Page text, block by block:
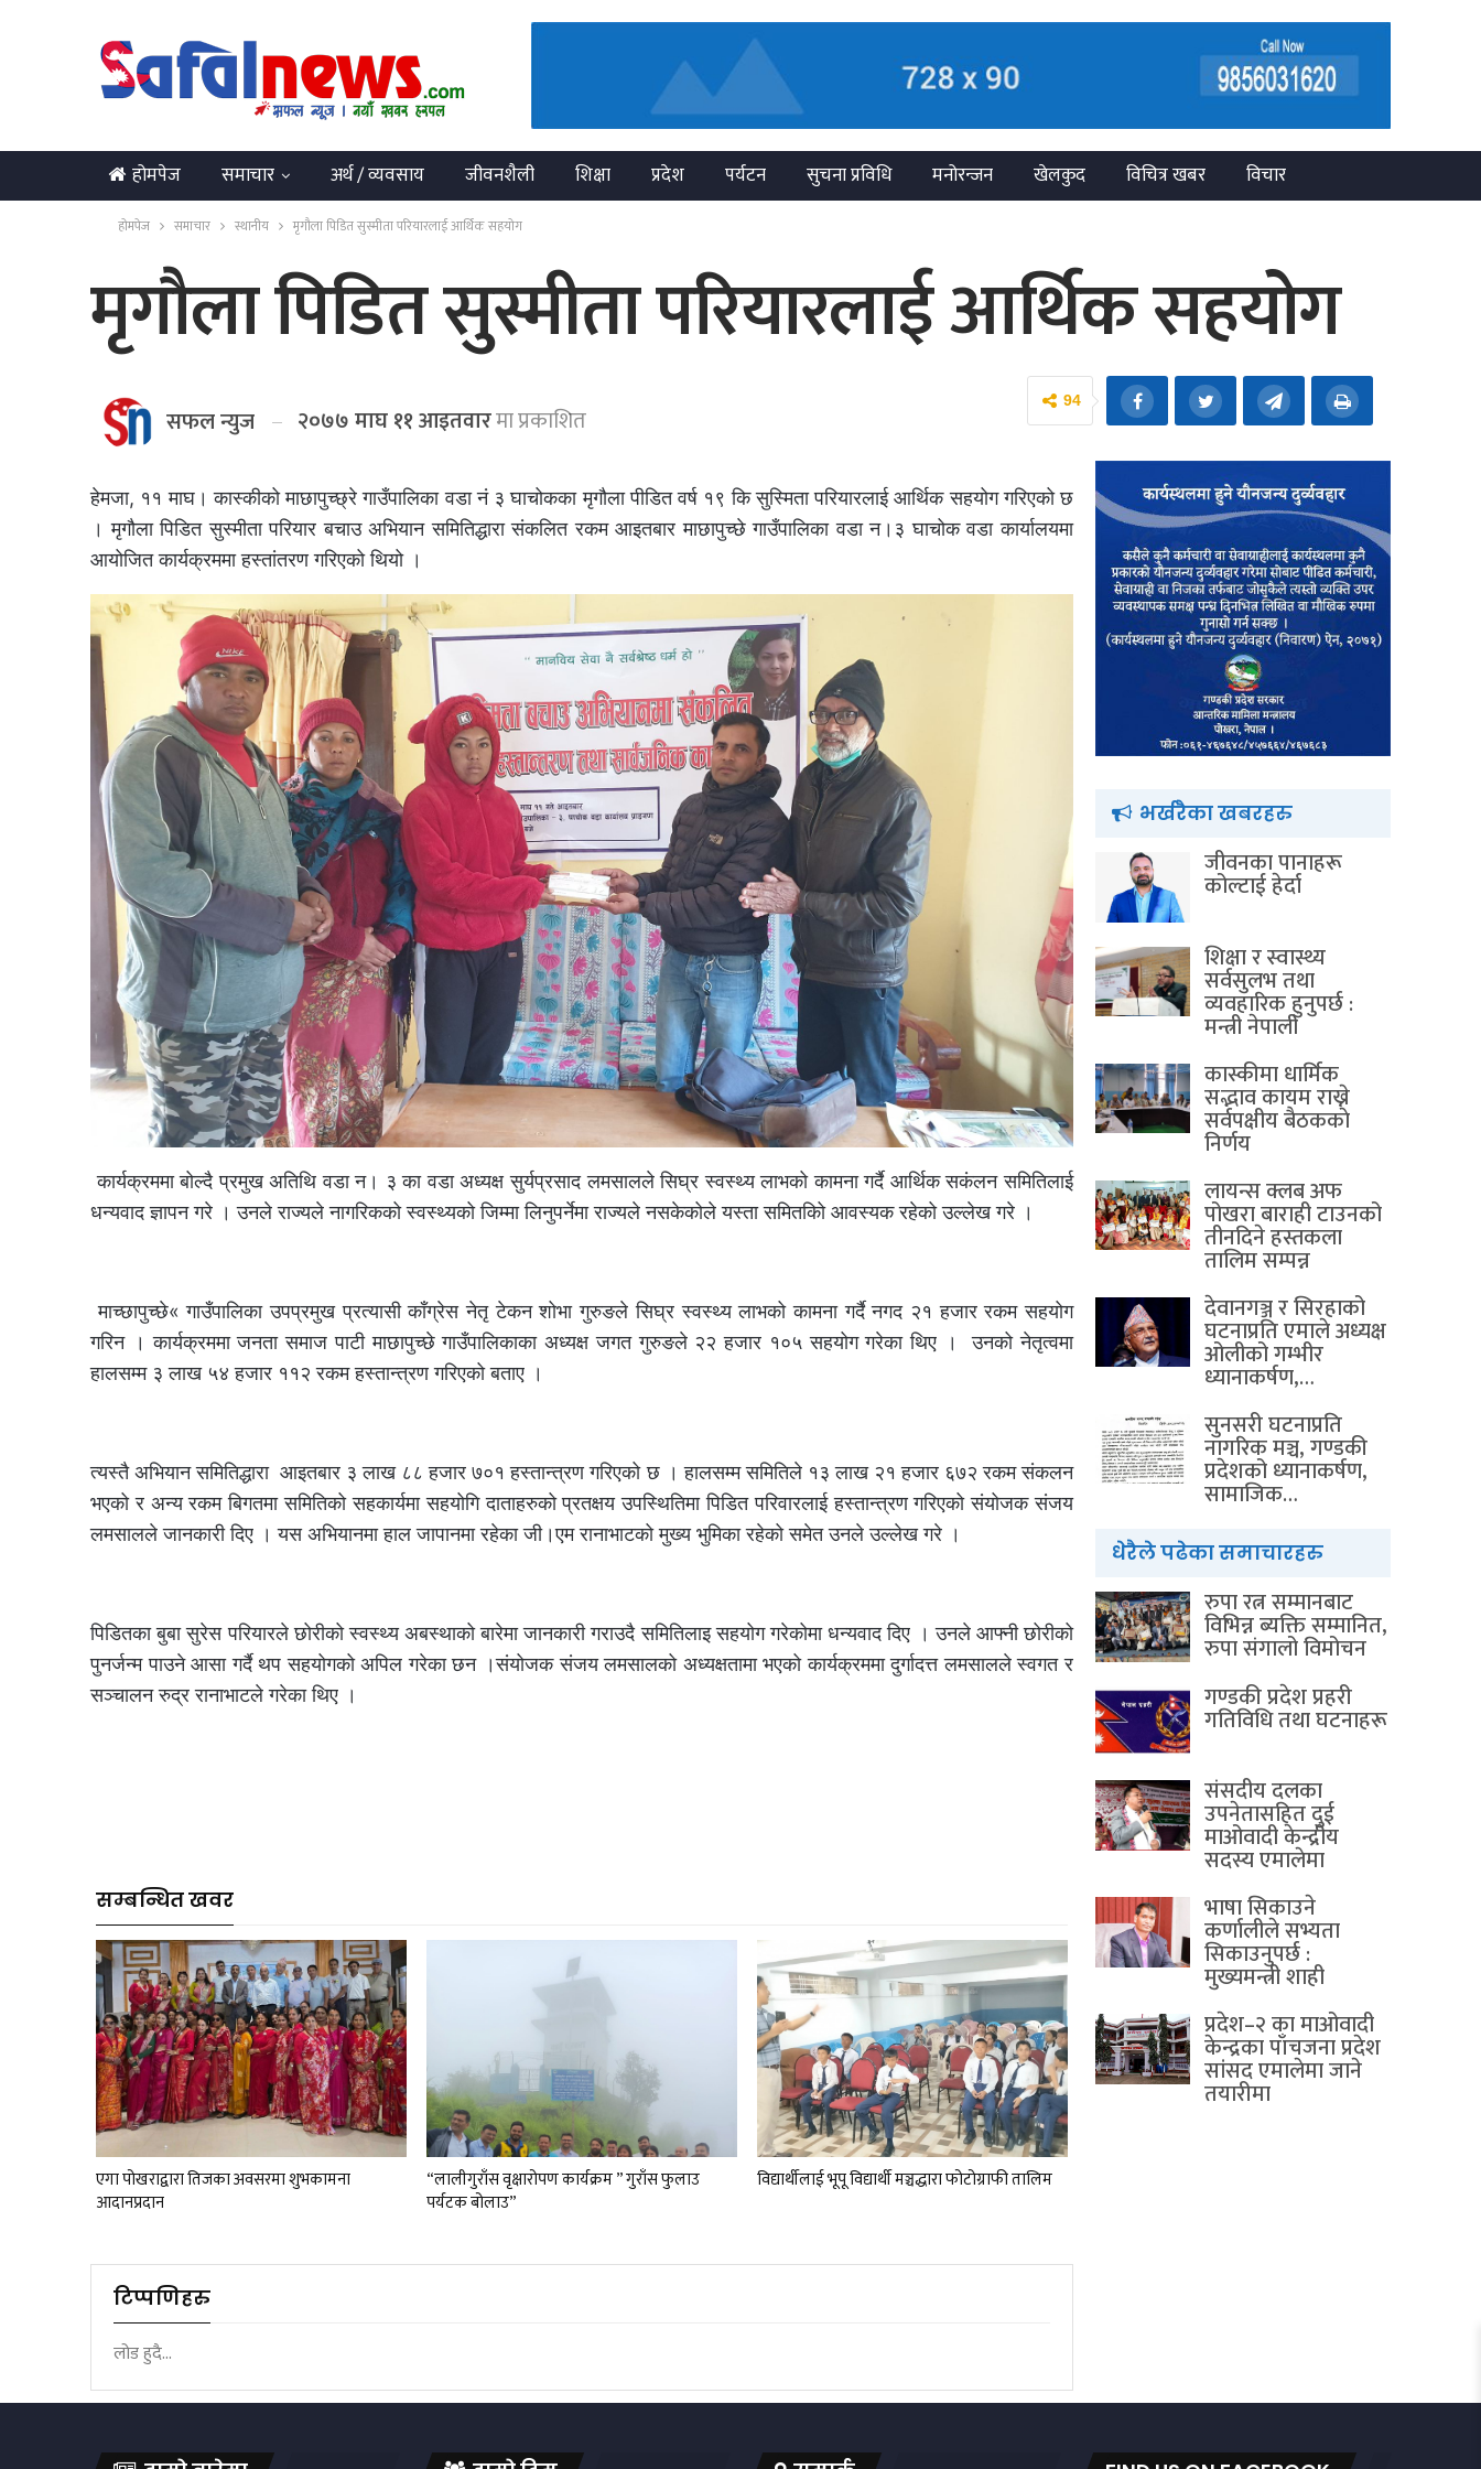
होमपेज समाचार अर्थ / व्यवसाय जीवनशैली शिक्षा प्रदेश पर्यटन सुचना प्रविधि मनोरन्जन खेलकुद विचित्र खबर
विचार
English
होमपेज समाचार स्थानीय मृगौला पिडित सुस्मीता परियारलाई आर्थिक सहयोग
मृगौला पिडित सुस्मीता परियारलाई आर्थिक सहयोग
सफल न्युज २०७७ माघ ११ आइतवारमा प्रकाशित
94
हेमजा, ११ माघ। कास्कीको माछापुच्छ्रे गाउँपालिका वडा नं ३ घाचोकका मृगौला पीडित वर्ष १९ कि सुस्मिता परियारलाई आर्थिक सहयोग गरिएको छ
। मृगौला पिडित सुस्मीता परियार बचाउ अभियान समितिद्धारा संकलित रकम आइतबार माछापुच्छे गाउँपालिका वडा न।३ घाचोक वडा कार्यालयमा
आयोजित कार्यक्रममा हस्तांतरण गरिएको थियो ।
कार्यक्रममा बोल्दै प्रमुख अतिथि वडा न। ३ का वडा अध्यक्ष सुर्यप्रसाद लमसालले सिघ्र स्वस्थ्य लाभको कामना गर्दै आर्थिक सकंलन समितिलाई
धन्यवाद ज्ञापन गरे । उनले राज्यले नागरिकको स्वस्थ्यको जिम्मा लिनुपर्नेमा राज्यले नसकेकोले यस्ता समितकिो आवस्यक रहेको उल्लेख गरे ।
माच्छापुच्छे« गाउँपालिका उपप्रमुख प्रत्यासी काँग्रेस नेतृ टेकन शोभा गुरुङले सिघ्र स्वस्थ्य लाभको कामना गर्दै नगद २१ हजार रकम सहयोग
गरिन । कार्यक्रममा जनता समाज पाटी माछापुच्छे गाउँपालिकाका अध्यक्ष जगत गुरुङले २२ हजार १०५ सहयोग गरेका थिए । उनको नेतृत्वमा
हालसम्म ३ लाख ५४ हजार ११२ रकम हस्तान्त्रण गरिएको बताए ।
त्यस्तै अभियान समितिद्धारा आइतबार ३ लाख ८८ हजार ७०१ हस्तान्त्रण गरिएको छ । हालसम्म समितिले १३ लाख २१ हजार ६७२ रकम संकलन
भएको र अन्य रकम बिगतमा समितिको सहकार्यमा सहयोगि दाताहरुको प्रतक्षय उपस्थितिमा पिडित परिवारलाई हस्तान्त्रण गरिएको संयोजक संजय
लमसालले जानकारी दिए । यस अभियानमा हाल जापानमा रहेका जी।एम रानाभाटको मुख्य भुमिका रहेको समेत उनले उल्लेख गरे ।
पिडितका बुबा सुरेस परियारले छोरीको स्वस्थ्य अबस्थाको बारेमा जानकारी गराउदै समितिलाइ सहयोग गरेकोमा धन्यवाद दिए । उनले आफ्नी छोरीको
पुनर्जन्म पाउने आसा गर्दै थप सहयोगको अपिल गरेका छन ।संयोजक संजय लमसालको अध्यक्षतामा भएको कार्यक्रममा दुर्गादत्त लमसालले स्वगत र
सञ्चालन रुद्र रानाभाटले गरेका थिए ।
सम्बन्धित खवर
एगा पोखराद्वारा तिजका अवसरमा शुभकामना
आदानप्रदान
“लालीगुराँस वृक्षारोपण कार्यक्रम ” गुराँस फुलाउ
पर्यटक बोलाउ”
विद्यार्थीलाई भूपू विद्यार्थी मञ्चद्धारा फोटोग्राफी तालिम
टिप्पणिहरु
लोड हुदै...
भर्खरैका खबरहरु
जीवनका पानाहरू
कोल्टाई हेर्दा
शिक्षा र स्वास्थ्य
सर्वसुलभ तथा
व्यवहारिक हुनुपर्छ :
मन्त्री नेपाली
कास्कीमा धार्मिक
सद्भाव कायम राख्ने
सर्वपक्षीय बैठककाे
निर्णय
लायन्स क्लब अफ
पोखरा बाराही टाउनको
तीनदिने हस्तकला
तालिम सम्पन्न
देवानगञ्ज र सिरहाको
घटनाप्रति एमाले अध्यक्ष
ओलीको गम्भीर
ध्यानाकर्षण,…
सुनसरी घटनाप्रति
नागरिक मञ्च, गण्डकी
प्रदेशको ध्यानाकर्षण,
सामाजिक…
धेरैले पढेका समाचारहरु
रुपा रत्न सम्मानबाट
विभिन्न ब्यक्ति सम्मानित,
रुपा संगालो विमोचन
गण्डकी प्रदेश प्रहरी
गतिविधि तथा घटनाहरू
संसदीय दलका
उपनेतासहित दुई
माओवादी केन्द्रीय
सदस्य एमालेमा
भाषा सिकाउने
कर्णालीले सभ्यता
सिकाउनुपर्छ :
मुख्यमन्त्री शाही
प्रदेश–२ का माओवादी
केन्द्रका पाँचजना प्रदेश
सांसद एमालेमा जाने
तयारीमा